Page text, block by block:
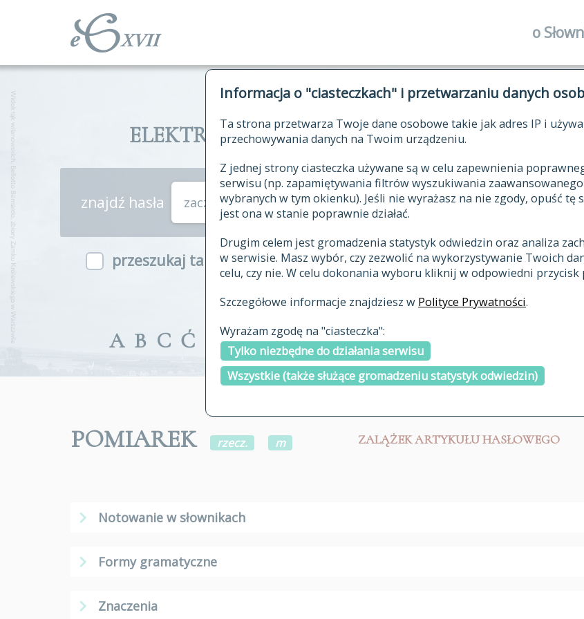
Informacja o "ciasteczkach" i przetwarzaniu danych
Ta strona przetwarza Twoje dane osobowe takie jak adres IP i
przechowywania danych na Twoim urządzeniu.
Z jednej strony ciasteczka używane są w celu zapewnienia
serwisu (np. zapamiętywania filtrów wyszukiwania
wybranych w tym okienku). Jeśli nie wyrażasz na nie zgody, opuść tę
jest ona w stanie poprawnie działać.
Drugim celem jest gromadzenia statystyk odwiedzin oraz analiza
w serwisie. Masz wybór, czy zezwolić na wykorzystywanie Twoich
celu, czy nie. W celu dokonania wyboru kliknij w odpowiedni przycisk
Szczegółowe informacje znajdziesz w Polityce Prywatności.
Wyrażam zgodę na "ciasteczka":
Tylko niezbędne do działania serwisu
Wszystkie (także służące gromadzeniu statystyk odwiedzin)
o
historia
autorzy
zasady
ELEKTRONICZNY SŁOWNIK JĘZYKA
znajdź hasła zaczynające się od
przeszukaj także hasła w indeksie
A B C Ć E F G H I J K L Ł M
POMIAREK rzecz. m ZALĄŻEK ARTYKUŁU HASŁOWEGO
Notowanie w słownikach
Formy gramatyczne
Znaczenia